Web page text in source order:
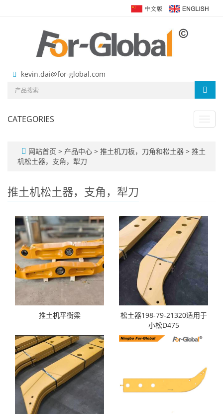
kevin.dai@for-global.com
CATEGORIES
网站首页 > 产品中心 > 推土机刀板，刀角和松土器 > 推土
机松土器，支角，犁刀
推土机松土器，支角，犁刀
推土机平衡梁
松土器198-79-21320适用于
小松D475